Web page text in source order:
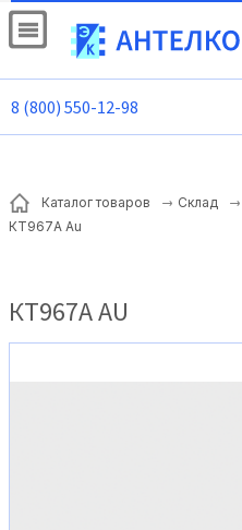
8 (800) 550-12-98
Каталог товаров Склад
КТ967А Au
КТ967А AU